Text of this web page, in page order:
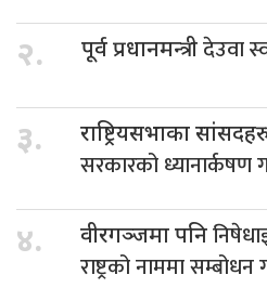
२. पूर्व प्रधानमन्त्रीदेउवा
३. राष्ट्रियसभाका
सरकारको ध्यानार्कषण
४. वीरगञ्जमा पनि
राष्ट्रको नाममा सम्बोधन